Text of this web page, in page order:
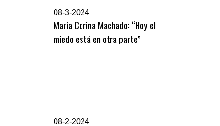
08-3-2024
María Corina Machado: “Hoy el
miedo está en otra parte”
08-2-2024